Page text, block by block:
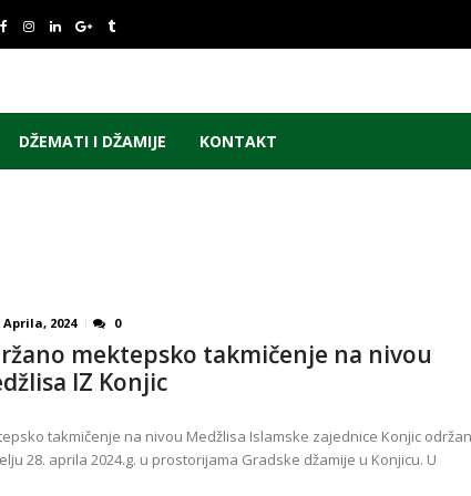
DŽEMATI I DŽAMIJE KONTAKT
Aprila, 2024 0
mektepsko takmičenje na nivou
IZ Konjic
takmičenje na nivou Medžlisa Islamske zajednice Konjic
28. aprila 2024.g. u prostorijama Gradske džamije u Konjicu. U